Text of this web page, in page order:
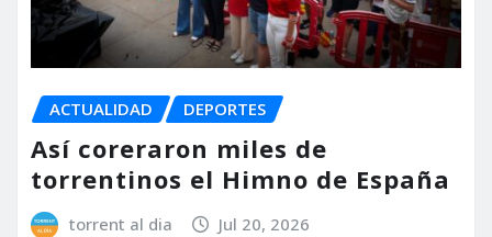
ACTUALIDAD DEPORTES
Así coreraron miles de
torrentinos el Himno de España
torrent al dia Jul 20, 2026